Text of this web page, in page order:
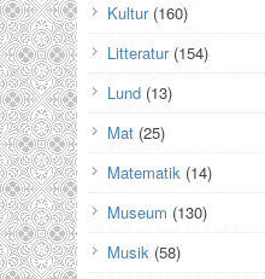
Kultur(160)
Litteratur(154)
Lund (13)
Mat (25)
Matematik (14)
Museum (130)
Musik (58)